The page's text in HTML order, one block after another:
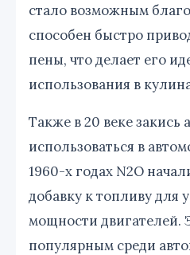
стало возможным
способен быстро
пены, что делает его
использования в
Также в 20 веке закись
использоваться в
1960-х годах N2O
добавку к топливу для
мощности двигателей.
популярным среди